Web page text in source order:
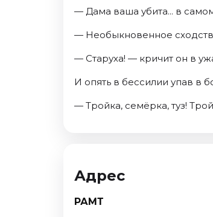
— Дама ваша убита... в
— Необыкновенное
— Старуха! — кричит он в
И опять в бессилии упав в
— Тройка, семёрка, туз!
Адрес
РАМТ